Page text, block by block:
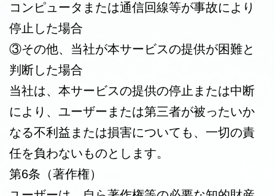
コンピュータまたは通信回線等が事故により
停止した場合
③その他、当社が本サービスの提供が困難と
判断した場合
当社は、本サービスの提供の停止または中断
により、ユーザーまたは第三者が被ったいか
なる不利益または損害についても、一切の責
任を負わないものとします。
第6条（著作権）